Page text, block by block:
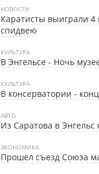
НОВОСТИ
Каратисты выиграли 4
спидвею
КУЛЬТУРА
В Энгельсе - Ночь
КУЛЬТУРА
В консерватории -
АВТО
Из Саратова в
ЭКОНОМИКА
Прошел съезд Союза